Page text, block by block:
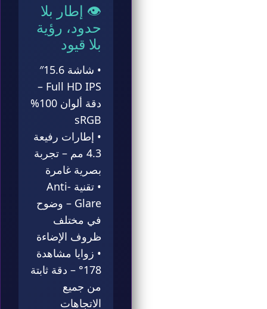
👁️ إطار بلا
حدود، رؤية
بلا قيود
• شاشة 15.6″
Full HD IPS –
دقة ألوان 100%
sRGB
• إطارات رفيعة
4.3 مم – تجربة
بصرية غامرة
• تقنية Anti-
Glare – وضوح
في مختلف
ظروف الإضاءة
• زوايا مشاهدة
178° – دقة ثابتة
من جميع
الاتجاهات